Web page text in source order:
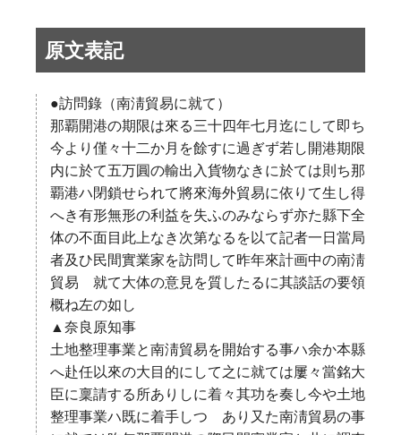
原文表記
●訪問錄（南淸貿易に就て）
那覇開港の期限は來る三十四年七月迄にして即ち
今より僅々十二か月を餘すに過ぎず若し開港期限
内に於て五万圓の輸出入貨物なきに於ては則ち那
覇港ハ閉鎖せられて將來海外貿易に依りて生し得
へき有形無形の利益を失ふのみならず亦た縣下全
体の不面目此上なき次第なるを以て記者一日當局
者及ひ民間實業家を訪問して昨年來計画中の南淸
貿易 就て大体の意見を質したるに其談話の要領
概ね左の如し
▲奈良原知事
土地整理事業と南淸貿易を開始する事ハ余か本縣
へ赴任以來の大目的にして之に就ては屢々當銘大
臣に稟請する所ありしに着々其功を奏し今や土地
整理事業ハ既に着手しつゝあり又た南淸貿易の事